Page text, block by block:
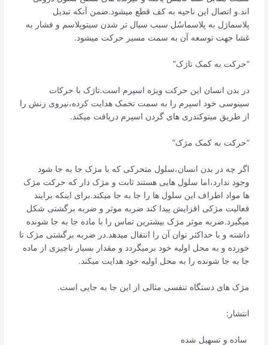
اند.و اتصال این ناحیه به کف قطع میشود.ضمن آنکه تبدیل
پلاسماژل به پلاسماسُل سبب سیال تر شدن سیتوپلاسم و فشار به
غشا جهت توسعه آن به سمت مسیر حرکت میشود.
“حرکت به کمک ‌تاژک”
در بدن انسان این حرکت ویژه اسپرم است.تاژک با حرکات
سینوسی خود اسپرم را به سمت تخمک‌ هدایت کرده،نیروی زنش را
از طریق میتوکندری های گردن اسپرم دریافت میکند.
“حرکت به کمک مژک”
اگر چه در بدن انسان،سلول متحرکی که با مژک جا به جا شود
وجود ندارد،اما سلول هایی هستند ثابت و مژک دار که حرکت مژک
ها مواد اطراف این سلول ها را جا به جا میکند.برای اینکه برایند
فعالیت مژکی افزایش پیدا کند ضربه موثر و ضربه برگشتی شکل
میگیرد.ضربه موثر مژک بیشترین تماس را با ماده جا به جا شونده
داشته و با حداکثر توان آن را انتقال میدهد.در ضربه برگشتی مژک تا
خورده و به محل اولیه خود برمیگردد و مقدار بسیار ناچیزی از ماده
جا به جا شونده را به محل اولیه خود هدایت میکند.
مژک های دستگاه تنفسی مثالی از این جا به جایی است.
انتشار:
ساده و تسهیل شده